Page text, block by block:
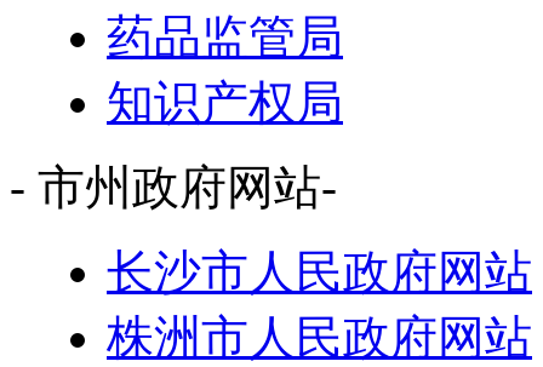
药品监管局
知识产权局
- 市州政府网站-
长沙市人民政府网站
株洲市人民政府网站